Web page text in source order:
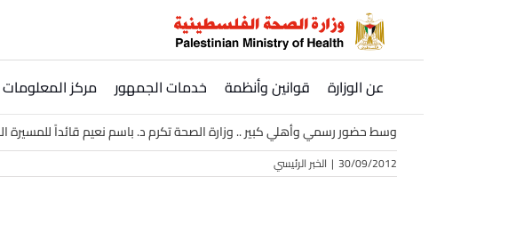
عن الوزارة قوانين وأنظمة خدمات الجمهور مركز المعلومات
وسط حضور رسمي وأهلي كبير .. وزارة الصحة تكرم د. باسم نعيم قائداً
30/09/2012
| الخبر الرئيسي